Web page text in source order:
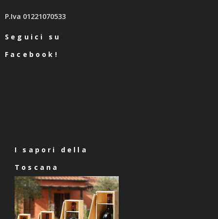
P.Iva 01221070533
Seguici su
Facebook!
I sapori della
Toscana